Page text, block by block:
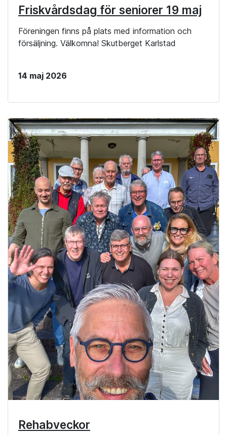
Friskvårdsdag för seniorer 19 maj
Föreningen finns på plats med information och
försäljning. Välkomna! Skutberget Karlstad
14 maj 2026
Rehabveckor